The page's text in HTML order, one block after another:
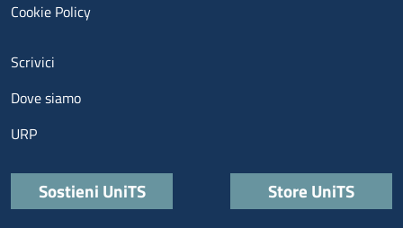
Cookie Policy
Menu contatti
Scrivici
Dove siamo
URP
Quick links
Sostieni UniTS Store UniTS